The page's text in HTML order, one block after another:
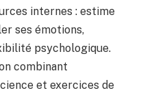
internes : estime
ses émotions,
psychologique.
combinant
et exercices de